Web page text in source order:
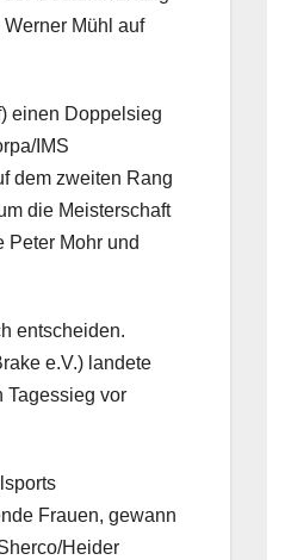
Mühl auf
einen Doppelsieg
IMS
dem zweiten Rang
die Meisterschaft
Peter Mohr und
entscheiden.
e.V.) landete
Tagessieg vor
Frauen, gewann
Heider